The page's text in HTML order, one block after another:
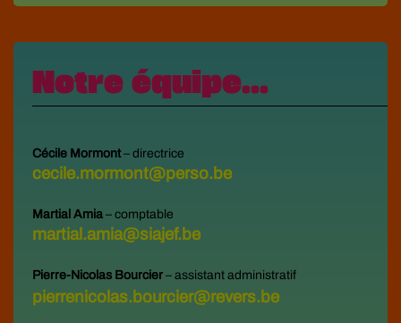
Notre équipe...
Cécile Mormont – directrice
cecile.mormont@perso.be
Martial Amia – comptable
martial.amia@siajef.be
Pierre-Nicolas Bourcier – assistant administratif
pierrenicolas.bourcier@revers.be